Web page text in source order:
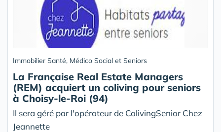
Immobilier Santé, Médico Social et Seniors
La Française Real Estate Managers
(REM) acquiert un coliving pour seniors
à Choisy-le-Roi (94)
Il sera géré par l'opérateur de ColivingSenior Chez
Jeannette